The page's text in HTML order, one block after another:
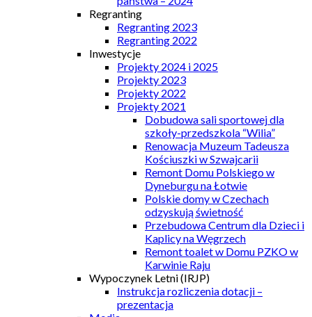
Regranting
Regranting 2023
Regranting 2022
Inwestycje
Projekty 2024 i 2025
Projekty 2023
Projekty 2022
Projekty 2021
Dobudowa sali sportowej dla
szkoły-przedszkola “Wilia”
Renowacja Muzeum Tadeusza
Kościuszki w Szwajcarii
Remont Domu Polskiego w
Dyneburgu na Łotwie
Polskie domy w Czechach
odzyskują świetność
Przebudowa Centrum dla Dzieci i
Kaplicy na Węgrzech
Remont toalet w Domu PZKO w
Karwinie Raju
Wypoczynek Letni (IRJP)
Instrukcja rozliczenia dotacji –
prezentacja